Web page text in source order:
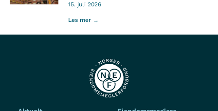
15. juli 2026
Les mer →